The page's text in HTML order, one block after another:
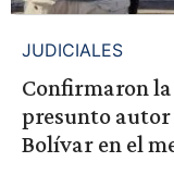
JUDICIALES
Confirmaron
presunto autor
Bolívar en el